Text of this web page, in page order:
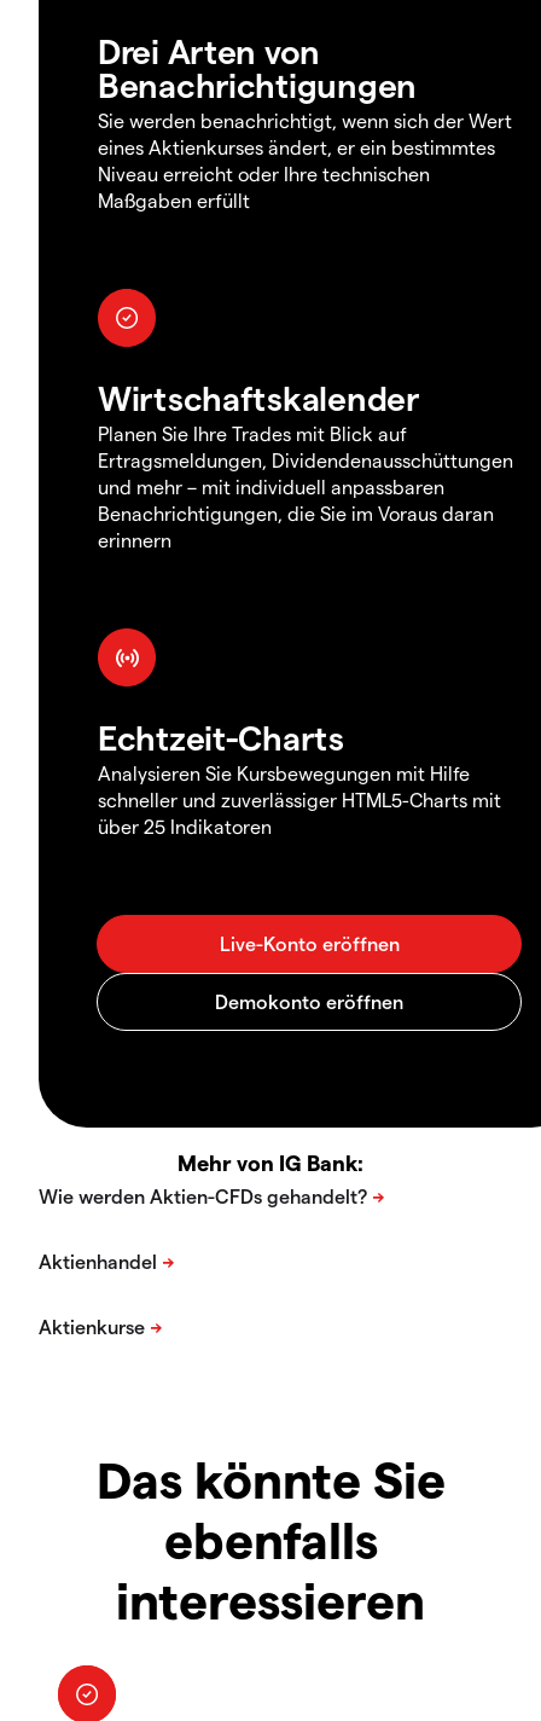
Drei Arten von
Benachrichtigungen
Sie werden benachrichtigt, wenn sich der Wert
eines Aktienkurses ändert, er ein bestimmtes
Niveau erreicht oder Ihre technischen
Maßgaben erfüllt
Wirtschaftskalender
Planen Sie Ihre Trades mit Blick auf
Ertragsmeldungen, Dividendenausschüttungen
und mehr – mit individuell anpassbaren
Benachrichtigungen, die Sie im Voraus daran
erinnern
Echtzeit-Charts
Analysieren Sie Kursbewegungen mit Hilfe
schneller und zuverlässiger HTML5-Charts mit
über 25 Indikatoren
Mehr von IG Bank:
Das könnte Sie
ebenfalls
interessieren